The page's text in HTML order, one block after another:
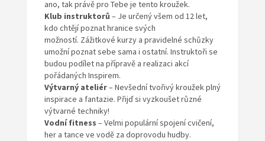
ano, tak právě pro Tebe je tento kroužek.
Klub instruktorů – Je určený všem od 12 let,
kdo chtějí poznat hranice svých
možností. Zážitkové kurzy a pravidelné schůzky
umožní poznat sebe sama i ostatní. Instruktoři se
budou podílet na přípravě a realizaci akcí
pořádaných Inspirem.
Výtvarný ateliér– Nevšední tvořivý kroužek plný
inspirace a fantazie. Přijď si vyzkoušet různé
výtvarné techniky!
Vodní fitness – Velmi populární spojení cvičení,
her a tance ve vodě za doprovodu hudby.